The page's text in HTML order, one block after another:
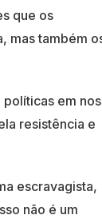
que os
mas também
em
resistência e
escravagista,
não é um